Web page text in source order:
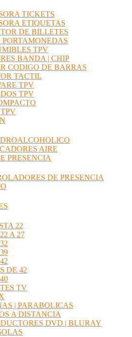
TICKETS
ETIQUETAS
DE BILLETES
PORTAMONEDAS
TPV
BANDA | CHIP
CODIGO DE BARRAS
TACTIL
TPV
TPV
AIRE
PRESENCIA
DE PRESENCIA
22
A 27
DE 42
TV
| PARABOLICAS
A DISTANCIA
DVD | BLURAY